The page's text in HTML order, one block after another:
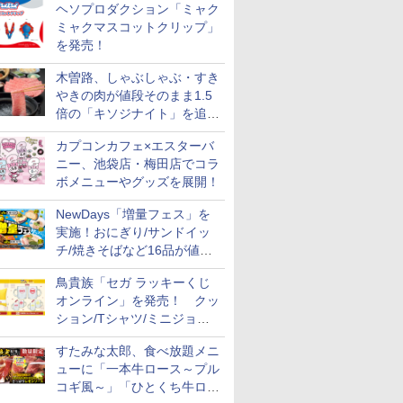
ヘソプロダクション「ミャク
ミャクマスコットクリップ」
を発売！
木曽路、しゃぶしゃぶ・すき
やきの肉が値段そのまま1.5
倍の「キソジナイト」を追加
実施！水・日曜夜限定
カプコンカフェ×エスターバ
ニー、池袋店・梅田店でコラ
ボメニューやグッズを展開！
NewDays「増量フェス」を
実施！おにぎり/サンドイッ
チ/焼きそばなど16品が値段
そのままでボリュームアップ
鳥貴族「セガ ラッキーくじ
オンライン」を発売！ クッ
ション/Tシャツ/ミニジョッ
キ/ステッカーなど全7賞
すたみな太郎、食べ放題メニ
ューに「一本牛ロース～プル
コギ風～」「ひとくち牛ロー